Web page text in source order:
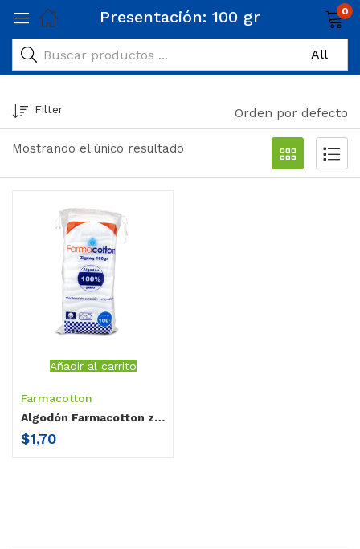
Presentación: 100 gr 0
Mostrando el único resultado
Filter Orden por defecto
Añadir al carrito
Farmacotton
Algodón Farmacotton zig zag 100 gr
$1,70